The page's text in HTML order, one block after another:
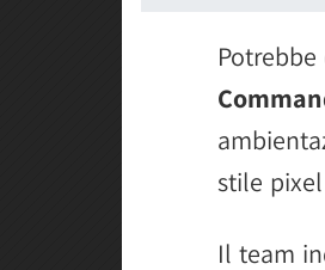
stile
Il team